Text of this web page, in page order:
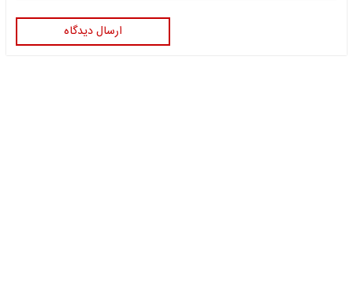
ارسال دیدگاه